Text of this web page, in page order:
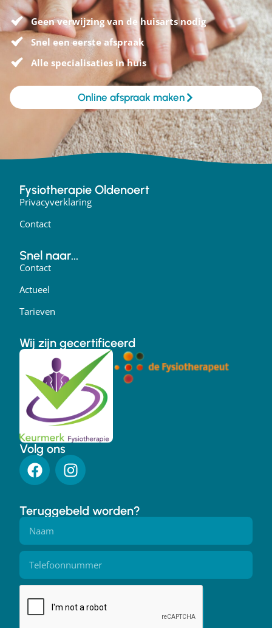
Geen verwijzing van de huisarts nodig
Snel een eerste afspraak
Alle specialisaties in huis
Online afspraak maken
Fysiotherapie Oldenoert
Privacyverklaring
Contact
Snel naar...
Contact
Actueel
Tarieven
Wij zijn gecertificeerd
Volg ons
Teruggebeld worden?